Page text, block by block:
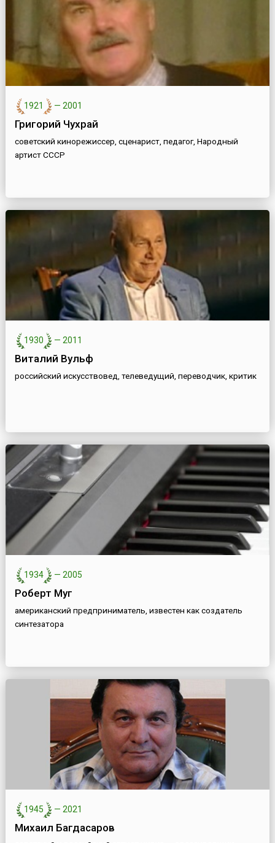
1921 — 2001
Григорий Чухрай
советский кинорежиссер, сценарист, педагог, Народный
артист СССР
1930 — 2011
Виталий Вульф
российский искусствовед, телеведущий, переводчик, критик
1934 — 2005
Роберт Муг
американский предприниматель, известен как создатель
синтезатора
1945 — 2021
Михаил Багдасаров